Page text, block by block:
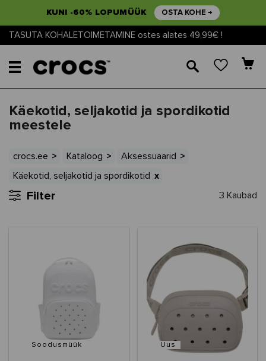
KUNI -60% LOPUMÜÜK OSTA KOHE →
TASUTA KOHALETOIMETAMINE ostes alates 49,99€ !
🔎
Käekotid, seljakotid ja spordikotid
meestele
crocs.ee Kataloog Aksessuaarid
Käekotid, seljakotid ja spordikotid
Filter 3 Kaubad
Soodusmüük Uus